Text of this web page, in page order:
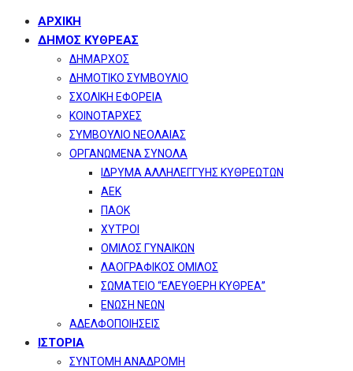
ΑΡΧΙΚΗ
ΔΗΜΟΣ ΚΥΘΡΕΑΣ
ΔΗΜΑΡΧΟΣ
ΔΗΜΟΤΙΚΟ ΣΥΜΒΟΥΛΙΟ
ΣΧΟΛΙΚΗ ΕΦΟΡΕΙΑ
ΚΟΙΝΟΤΑΡΧΕΣ
ΣΥΜΒΟΥΛΙΟ ΝΕΟΛΑΙΑΣ
ΟΡΓΑΝΩΜΕΝΑ ΣΥΝΟΛΑ
ΙΔΡΥΜΑ ΑΛΛΗΛΕΓΓΥΗΣ ΚΥΘΡΕΩΤΩΝ
ΑΕΚ
ΠΑΟΚ
ΧΥΤΡΟΙ
ΟΜΙΛΟΣ ΓΥΝΑΙΚΩΝ
ΛΑΟΓΡΑΦΙΚΟΣ ΟΜΙΛΟΣ
ΣΩΜΑΤΕΙΟ “ΕΛΕΥΘΕΡΗ ΚΥΘΡΕΑ”
ΕΝΩΣΗ ΝΕΩΝ
ΑΔΕΛΦΟΠΟΙΗΣΕΙΣ
ΙΣΤΟΡΙΑ
ΣΥΝΤΟΜΗ ΑΝΑΔΡΟΜΗ